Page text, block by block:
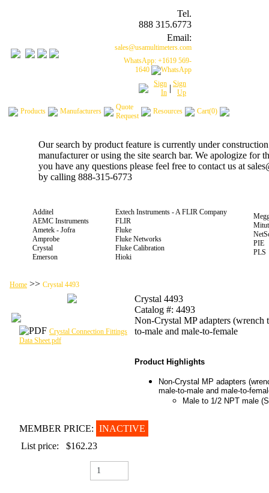
Tel.
888 315.6773
Email:
sales@usamultimeters.com
WhatsApp: +1619 569-
1640
Sign
In | Sign
Up
Products Manufacturers
Quote
Request
Resources Cart(0)
Our search by product feature is currently under
manufacturer or using the site search bar. We apologize for
you have any questions please feel free to contact us at
by calling 888-315-6773
Additel
AEMC Instruments
Ametek - Jofra
Amprobe
Crystal
Emerson
Extech Instruments - A FLIR Company
FLIR
Fluke
Fluke Networks
Fluke Calibration
Hioki
PIE
PLS
Home >> Crystal 4493
Crystal Connection Fittings
Data Sheet.pdf
Crystal 4493
Catalog #: 4493
Non-Crystal MP adapters (wrench
to-male and male-to-female
Product Highlights
Non-Crystal MP adapters
male-to-male and male-to-
Male to 1/2 NPT male
MEMBER PRICE: INACTIVE
List price:
$162.23